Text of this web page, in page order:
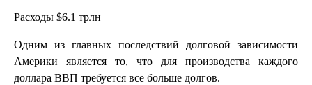
Расходы $6.1 трлн
Одним из главных последствий долговой зависимости
Америки является то, что для производства каждого
доллара ВВП требуется все больше долгов.